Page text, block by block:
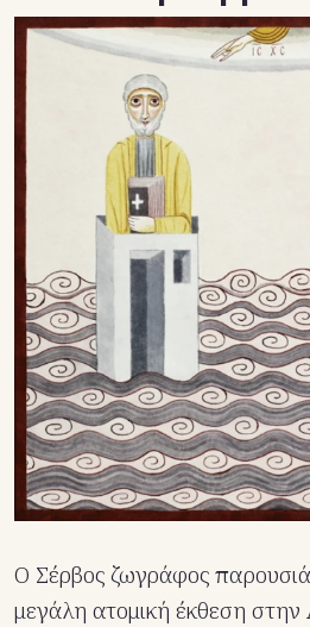
Ο Σέρβος ζωγράφος
μεγάλη ατομική έκθεση